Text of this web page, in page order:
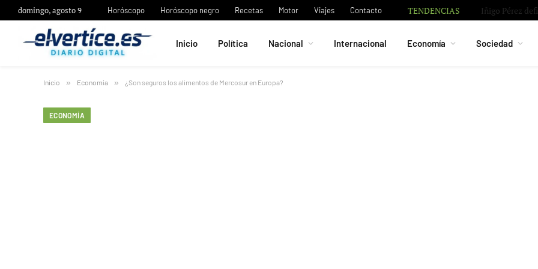
domingo, agosto 9 Horóscopo Horóscopo negro Recetas Motor Viajes Contacto TENDENCIAS Robbie Ure,
Inicio Política Nacional Internacional Economía Sociedad
Inicio » Economía » ¿Son seguros los alimentos de Mercosur en Europa?
ECONOMÍA